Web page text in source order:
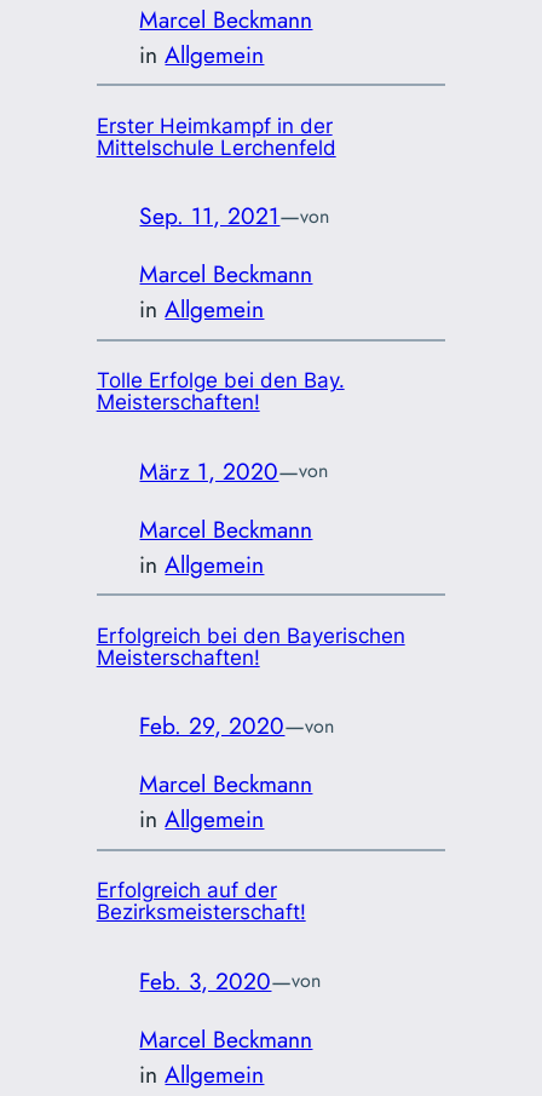
Marcel Beckmann
inAllgemein
Erster Heimkampf in der
Mittelschule Lerchenfeld
Sep. 11, 2021—von
Marcel Beckmann
inAllgemein
Tolle Erfolge bei den Bay.
Meisterschaften!
März 1, 2020—von
Marcel Beckmann
inAllgemein
Erfolgreich bei den Bayerischen
Meisterschaften!
Feb. 29, 2020—von
Marcel Beckmann
inAllgemein
Erfolgreich auf der
Bezirksmeisterschaft!
Feb. 3, 2020—von
Marcel Beckmann
inAllgemein